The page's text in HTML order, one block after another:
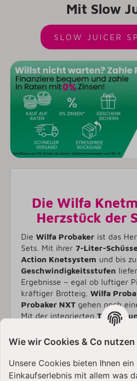
Mit Slow
SLOW JUICER
Die Wilfa
Herzstück der
Die Wilfa Probaker ist das
Sets. Mit ihrer 7-Liter-
Action Knetsystem und bis zu
Geschwindigkeitsstufen
Ergebnisse – egal ob luftiger
kräftiger Brotteig. Wilfa
Probaker NXT gehen noch
Mit der integrierten Timer-
Gehzeiten oder Knetzyklen
für anspruchsvolle
Wie wir Cookies & Co nutzen
Unsere Cookies bieten Ihnen ein
Einkaufserlebnis mit allem was